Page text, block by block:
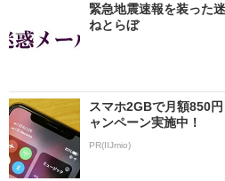
緊急地震速報を装った
ねとらぼ
スマホ2GBで月額850
ャンペーン実施中！
PR(IIJmio)